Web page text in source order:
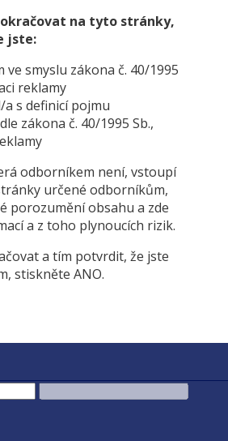
na tyto stránky,
jste:
smyslu zákona č. 40/1995
reklamy
a s definicí pojmu
zákona č. 40/1995 Sb.,
odborníkem není, vstoupí
určené odborníkům,
porozumění obsahu a zde
a z toho plynoucích rizik.
a tím potvrdit, že jste
stiskněte ANO.